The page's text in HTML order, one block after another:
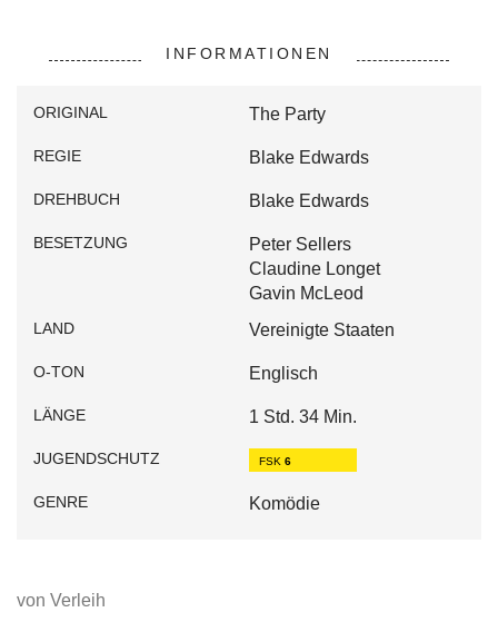
INFORMATIONEN
ORIGINAL The Party
REGIE Blake Edwards
DREHBUCH Blake Edwards
BESETZUNG
Peter Sellers
Claudine Longet
Gavin McLeod
LAND Vereinigte Staaten
O-TON Englisch
LÄNGE 1 Std. 34 Min.
JUGENDSCHUTZ FSK 6
GENRE Komödie
von Verleih